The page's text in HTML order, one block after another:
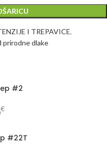
I TREPAVICE,
prirodne dlake
#2
€
#22T